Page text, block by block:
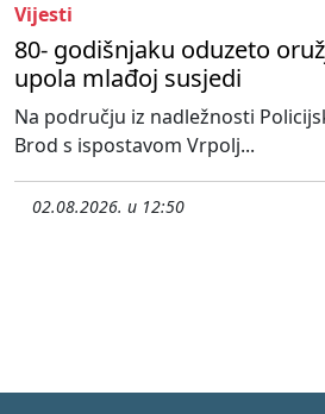
Vijesti
80- godišnjaku oduzeto
upola mlađoj susjedi
Na području iz nadležnosti
Brod s ispostavom Vrpolj...
02.08.2026. u 12:50